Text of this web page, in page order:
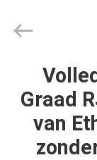
HUIS
Graad
van